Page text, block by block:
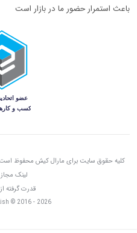
باعث استمرار حضور ما در بازار است
کلیه حقوق سایت برای مارال کیش محفوظ است .
لینک
قدرت گرفته
© 2016 - 2026